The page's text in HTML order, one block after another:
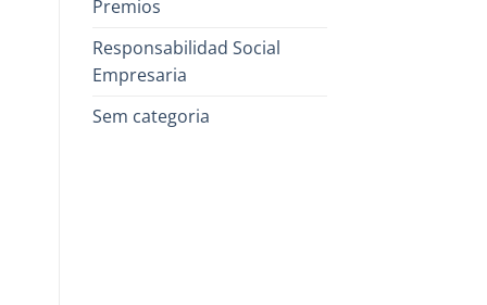
Premios
Responsabilidad Social
Empresaria
Sem categoria